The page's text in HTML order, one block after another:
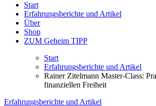
Start
Erfahrungsberichte und Artikel
Über
Shop
ZUM Geheim TIPP
Start
Erfahrungsberichte und Artikel
Rainer Zitelmann Master-Class:
finanziellen Freiheit
Erfahrungsberichte und Artikel